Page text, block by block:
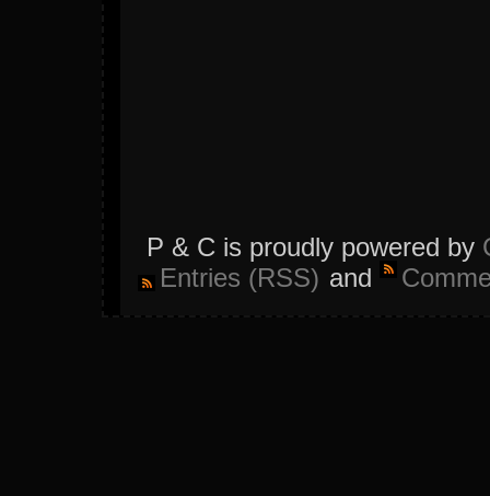
P & C is proudly powered by
Entries (RSS) and